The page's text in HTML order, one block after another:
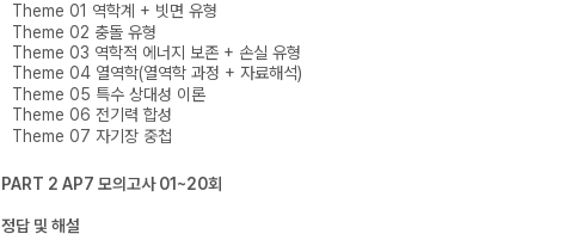
Theme 01 역학계 + 빗면 유형
Theme 02 충돌 유형
Theme 03 역학적 에너지 보존 + 손실 유형
Theme 04 열역학(열역학 과정 + 자료해석)
Theme 05 특수 상대성 이론
Theme 06 전기력 합성
Theme 07 자기장 중첩
PART 2 AP7 모의고사 01~20회
정답 및 해설